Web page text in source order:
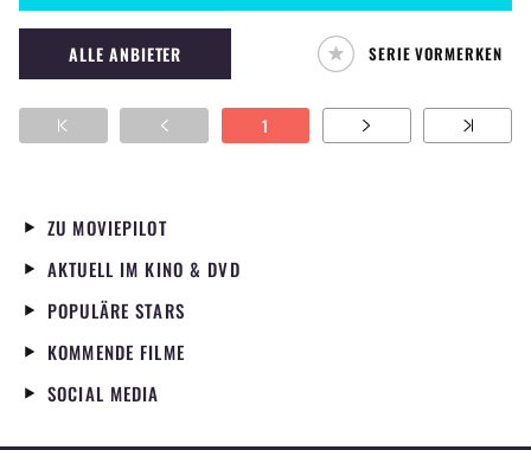
aufersteht und die letzte Hoffnung der
Menschheit vor der bevorstehenden
Apokalypse ist.
ALLE ANBIETER SERIE VORMERKEN
1
ZU MOVIEPILOT
AKTUELL IM KINO & DVD
POPULÄRE STARS
KOMMENDE FILME
SOCIAL MEDIA